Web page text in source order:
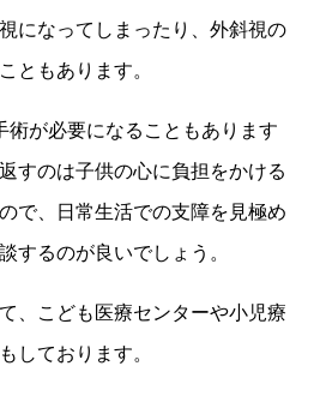
になってしまったり、外斜視の
ともあります。
術が必要になることもあります
すのは子供の心に負担をかける
で、日常生活での支障を見極め
するのが良いでしょう。
、こども医療センターや小児療
しております。